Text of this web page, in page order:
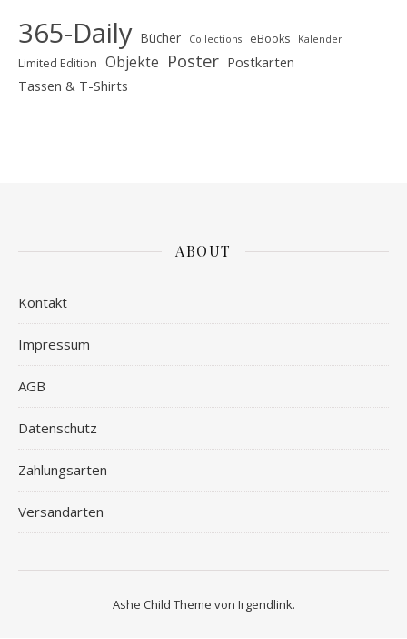
365-Daily Bücher Collections eBooks Kalender
Limited Edition Objekte Poster Postkarten
Tassen & T-Shirts
ABOUT
Kontakt
Impressum
AGB
Datenschutz
Zahlungsarten
Versandarten
Ashe Child Theme von Irgendlink.